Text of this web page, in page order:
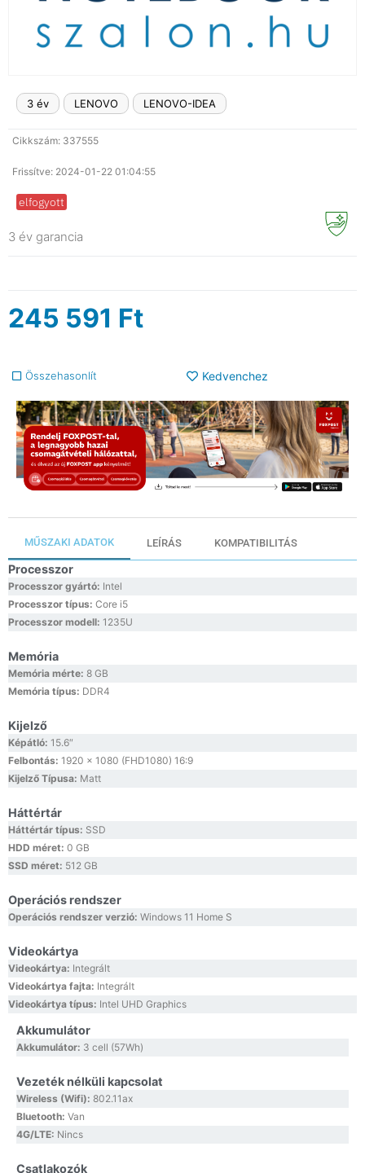
3 év LENOVO LENOVO-IDEA
Cikkszám: 337555
Frissítve: 2024-01-22 01:04:55
elfogyott
3 év garancia
245 591 Ft
Összehasonlít Kedvenchez
MŰSZAKI ADATOK LEÍRÁS KOMPATIBILITÁS
Processzor
Processzor gyártó: Intel
Processzor típus: Core i5
Processzor modell: 1235U
Memória
Memória mérte: 8 GB
Memória típus: DDR4
Kijelző
Képátló: 15.6″
Felbontás: 1920 x 1080 (FHD1080) 16:9
Kijelző Típusa: Matt
Háttértár
Háttértár típus: SSD
HDD méret: 0 GB
SSD méret: 512 GB
Operációs rendszer
Operációs rendszer verzió: Windows 11 Home S
Videokártya
Videokártya: Integrált
Videokártya fajta: Integrált
Videokártya típus: Intel UHD Graphics
Akkumulátor
Akkumulátor: 3 cell (57Wh)
Vezeték nélküli kapcsolat
Wireless (Wifi): 802.11ax
Bluetooth: Van
4G/LTE: Nincs
Csatlakozók